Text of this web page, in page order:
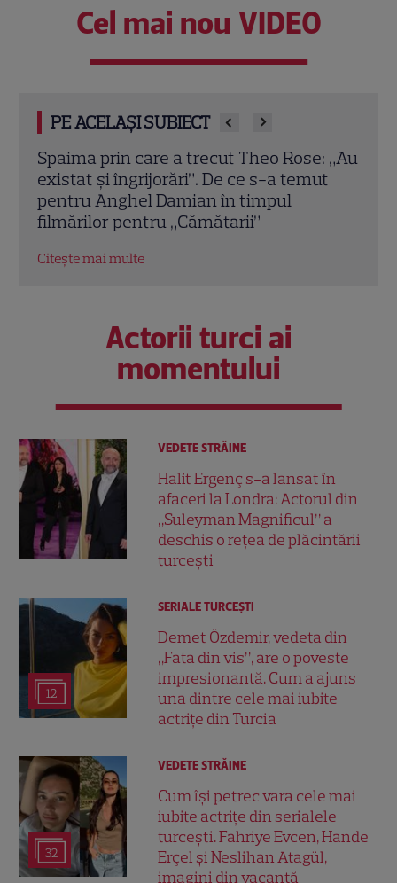
Cel mai nou VIDEO
PE ACELAȘI SUBIECT
Câți bani au primit, de fapt, Nuțu și Sile
Cămătaru pentru serialul de pe VOYO și
PRO TV? Anghel Damian a dezvăluit
suma incredibilă
Citește mai multe
Actorii turci ai
momentului
VEDETE STRĂINE
Halit Ergenç s-a lansat în
afaceri la Londra: Actorul din
„Suleyman Magnificul” a
deschis o rețea de plăcintării
turcești
12
SERIALE TURCEŞTI
Demet Özdemir, vedeta din
„Fata din vis”, are o poveste
impresionantă. Cum a ajuns
una dintre cele mai iubite
actrițe din Turcia
32
VEDETE STRĂINE
Cum își petrec vara cele mai
iubite actrițe din serialele
turcești. Fahriye Evcen, Hande
Erçel și Neslihan Atagül,
imagini din vacanță